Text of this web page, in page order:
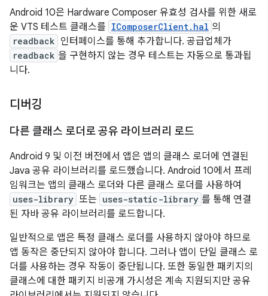
Android 10은 Hardware Composer 유효성 검사를 위한 새로
운 VTS 테스트 클래스를 IComposerClient.hal 의
readback 인터페이스를 통해 추가합니다. 공급업체가
readback 을 구현하지 않는 경우 테스트는 자동으로 통과됩
니다.
디버깅
다른 클래스 로더로 공유 라이브러리 로드
Android 9 및 이전 버전에서 앱은 앱의 클래스 로더에 연결된
Java 공유 라이브러리를 로드했습니다. Android 10에서 프레
임워크는 앱의 클래스 로더와 다른 클래스 로더를 사용하여
uses-library 또는 uses-static-library 를 통해 연결
된 자바 공유 라이브러리를 로드합니다.
일반적으로 앱은 특정 클래스 로더를 사용하지 않아야 하므로
앱 동작은 중단되지 않아야 합니다. 그러나 앱이 단일 클래스 로
더를 사용하는 경우 작동이 중단됩니다. 또한 동일한 패키지의
클래스에 대한 패키지 비공개 가시성은 계속 지원되지만 공유